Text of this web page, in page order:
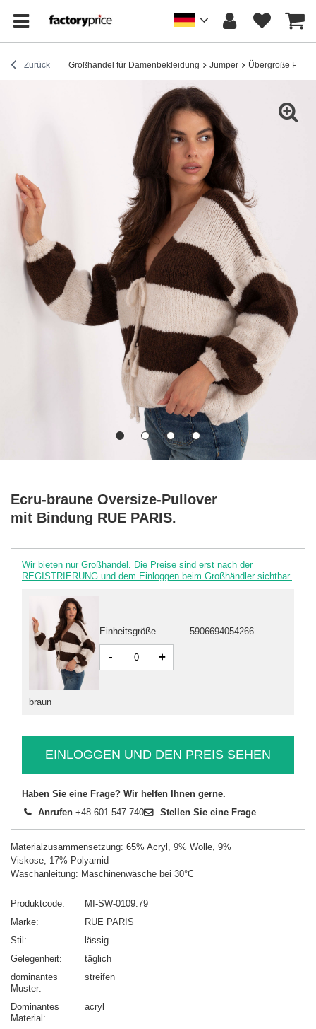
Zurück Großhandel für Damenbekleidung Jumper Übergroße
Ecru-braune Oversize-Pullover
mit Bindung RUE PARIS.
Wir bieten nur Großhandel. Die Preise sind erst nach der
REGISTRIERUNG und dem Einloggen beim Großhändler sichtbar.
braun
Einheitsgröße 5906694054266
- +
EINLOGGEN UND DEN PREIS SEHEN
Haben Sie eine Frage? Wir helfen Ihnen gerne.
Anrufen +48 601 547 740 Stellen Sie eine Frage
Materialzusammensetzung: 65% Acryl, 9% Wolle, 9%
Viskose, 17% Polyamid
Waschanleitung: Maschinenwäsche bei 30°C
Produktcode
MI-SW-0109.79
Marke
RUE PARIS
Stil
lässig
Gelegenheit
täglich
dominantes
Muster
streifen
Dominantes
Material
acryl